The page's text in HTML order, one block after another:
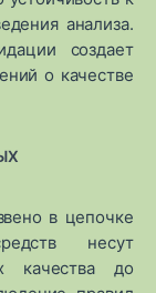
анализа.
создает
о качестве
в цепочке
несут
качества до